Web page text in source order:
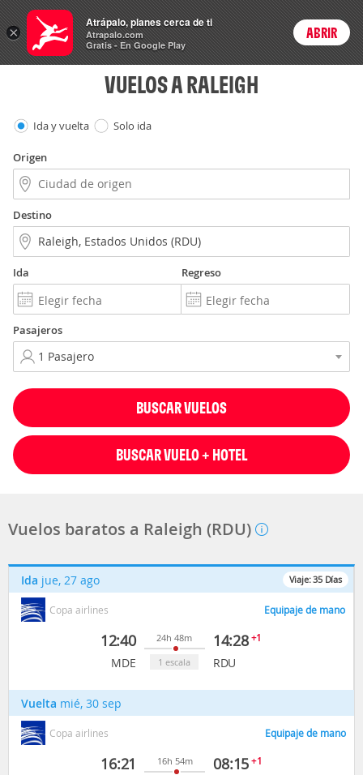
Vuelos Login
VUELOS A RALEIGH
Ida y vuelta Solo ida
Origen
Destino
Ida Regreso
Pasajeros
BUSCAR VUELOS
BUSCAR VUELO + HOTEL
Vuelos baratos a Raleigh (RDU)
Viaje:35 Días
Ida jue, 27 ago
Copa airlines Equipaje de mano
12:40
MDE
24h 48m
1 escala
14:28+1
RDU
Vuelta mié, 30 sep
Copa airlines Equipaje de mano
16:21
16h 54m
08:15+1
×
Atrápalo, planes cerca de ti
Atrapalo.com
Gratis - En Google Play
ABRIR